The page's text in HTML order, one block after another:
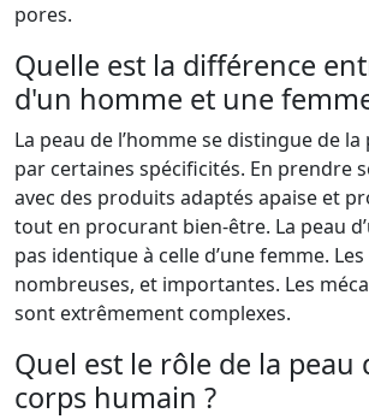
pores.
Quelle est la différence
d'un homme et une
La peau de l’homme se distingue de
par certaines spécificités. En prendre
avec des produits adaptés apaise et
tout en procurant bien-être. La peau
pas identique à celle d’une femme.
nombreuses, et importantes. Les
sont extrêmement complexes.
Quel est le rôle de la peau
corps humain ?